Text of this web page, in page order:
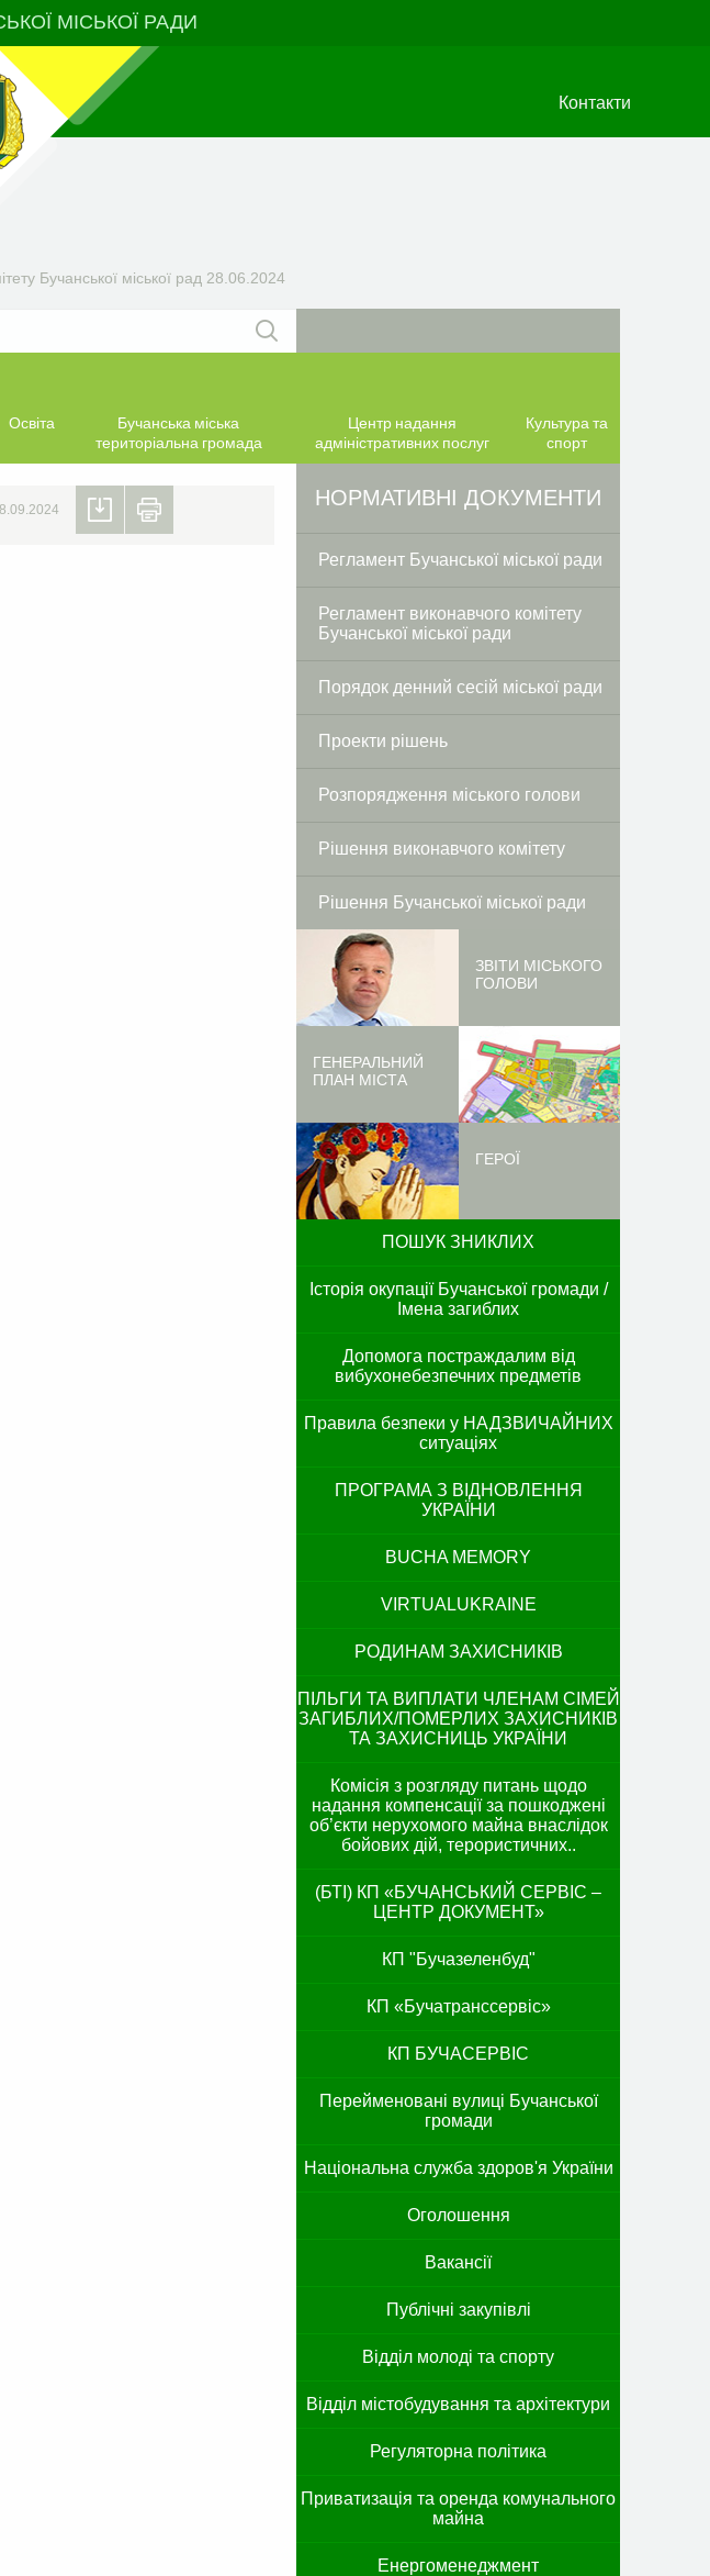
МІСЬКОЇ РАДИ
Контакти
Бучанської міської рад 28.06.2024
Освіта
Бучанська міська
територіальна громада
Центр надання
адміністративних послуг
Культура та
спорт
Facebook
Twitter
НОРМАТИВНІ ДОКУМЕНТИ
Регламент Бучанської міської ради
Регламент виконавчого комітету
Бучанської міської ради
Порядок денний сесій міської ради
Проекти рішень
Розпорядження міського голови
Рішення виконавчого комітету
Рішення Бучанської міської ради
ЗВІТИ МІСЬКОГО
ГОЛОВИ
ГЕНЕРАЛЬНИЙ
ПЛАН МІСТА
ГЕРОЇ
ПОШУК ЗНИКЛИХ
Історія окупації Бучанської громади /
Імена загиблих
Допомога постраждалим від
вибухонебезпечних предметів
Правила безпеки у НАДЗВИЧАЙНИХ
ситуаціях
ПРОГРАМА З ВІДНОВЛЕННЯ
УКРАЇНИ
BUCHA MEMORY
VIRTUALUKRAINE
РОДИНАМ ЗАХИСНИКІВ
ПІЛЬГИ ТА ВИПЛАТИ ЧЛЕНАМ СІМЕЙ
ЗАГИБЛИХ/ПОМЕРЛИХ ЗАХИСНИКІВ
ТА ЗАХИСНИЦЬ УКРАЇНИ
Комісія з розгляду питань щодо
надання компенсації за пошкоджені
об’єкти нерухомого майна внаслідок
бойових дій, терористичних..
(БТІ) КП «БУЧАНСЬКИЙ СЕРВІС –
ЦЕНТР ДОКУМЕНТ»
КП "Бучазеленбуд"
КП «Бучатранссервіс»
КП БУЧАСЕРВІС
Перейменовані вулиці Бучанської
громади
Національна служба здоров'я України
Оголошення
Вакансії
Публічні закупівлі
Відділ молоді та спорту
Відділ містобудування та архітектури
Регуляторна політика
Приватизація та оренда комунального
майна
Енергоменеджмент